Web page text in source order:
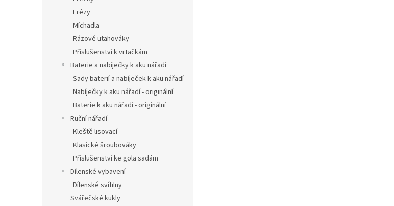
Frézy
Míchadla
Rázové utahováky
Příslušenství k vrtačkám
Baterie a nabíječky k aku nářadí
Sady baterií a nabíječek k aku nářadí
Nabíječky k aku nářadí - originální
Baterie k aku nářadí - originální
Ruční nářadí
Kleště lisovací
Klasické šroubováky
Příslušenství ke gola sadám
Dílenské vybavení
Dílenské svítilny
Svářečské kukly